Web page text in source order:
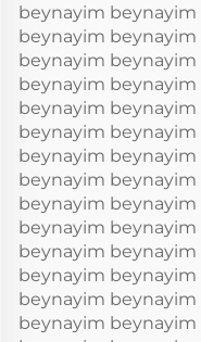
beynayim
beynayim
beynayim
beynayim
beynayim
beynayim
beynayim
beynayim
beynayim
beynayim
beynayim
beynayim
beynayim
beynayim